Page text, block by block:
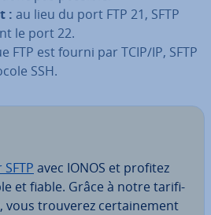
: au lieu du port FTP 21, SFTP
le port 22.
FTP est fourni par TCIP/IP, SFTP
SSH.
avec IONOS et profitez
et fiable. Grâce à notre ta­ri­fi­
vous trouverez cer­tai­ne­ment